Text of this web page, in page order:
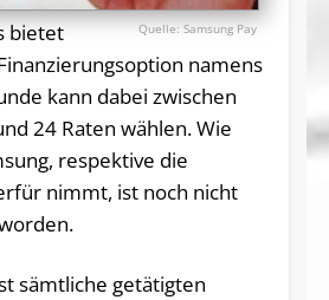
Samsung Pay
bietet
namens
kann dabei zwischen
24 Raten wählen. Wie
respektive die
nimmt, ist noch nicht
sämtliche getätigten